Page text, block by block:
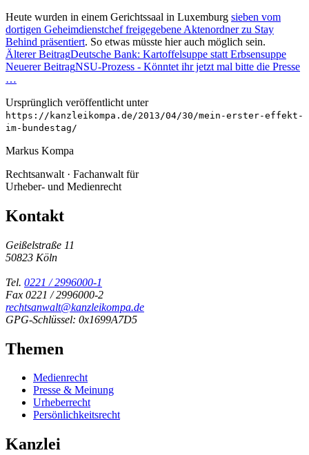
Heute wurden in einem Gerichtssaal in Luxemburg sieben vom
dortigen Geheimdienstchef freigegebene Aktenordner zu Stay
Behind präsentiert. So etwas müsste hier auch möglich sein.
Älterer BeitragDeutsche Bank: Kartoffelsuppe statt Erbsensuppe
Neuerer BeitragNSU-Prozess - Könntet ihr jetzt mal bitte die Presse
…
Ursprünglich veröffentlicht unter
https://kanzleikompa.de/2013/04/30/mein-erster-effekt-
im-bundestag/
Markus Kompa
Rechtsanwalt · Fachanwalt für
Urheber- und Medienrecht
Kontakt
Geißelstraße 11
50823 Köln
Tel. 0221 / 2996000-1
Fax 0221 / 2996000-2
rechtsanwalt@kanzleikompa.de
GPG-Schlüssel: 0x1699A7D5
Themen
Medienrecht
Presse & Meinung
Urheberrecht
Persönlichkeitsrecht
Kanzlei